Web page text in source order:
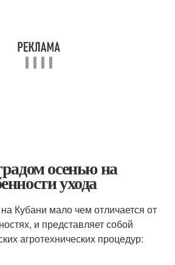
осенью на
ухода
Кубани мало чем отличается от
и представляет собой
агротехнических процедур: